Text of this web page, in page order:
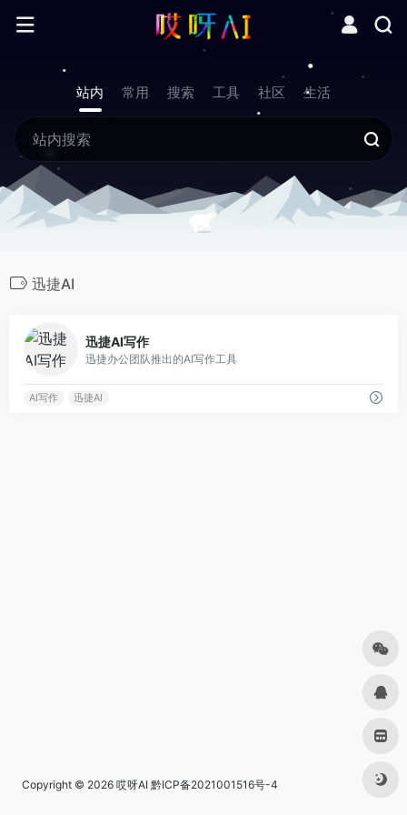
站内 常用 搜索 工具 社区 生活
迅捷AI
迅捷AI写作
迅捷办公团队推出的AI写作工具
AI写作 迅捷AI
Copyright © 2026 哎呀AI 黔ICP备2021001516号-4